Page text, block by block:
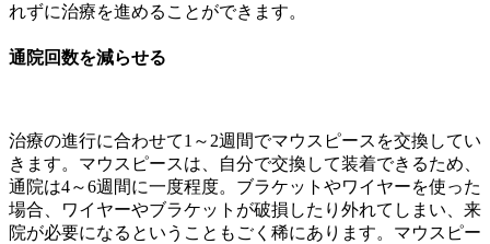
れずに治療を進めることができます。
通院回数を減らせる
治療の進行に合わせて1～2週間でマウスピースを交換してい
きます。マウスピースは、自分で交換して装着できるため、
通院は4～6週間に一度程度。ブラケットやワイヤーを使った
場合、ワイヤーやブラケットが破損したり外れてしまい、来
院が必要になるということもごく稀にあります。マウスピー